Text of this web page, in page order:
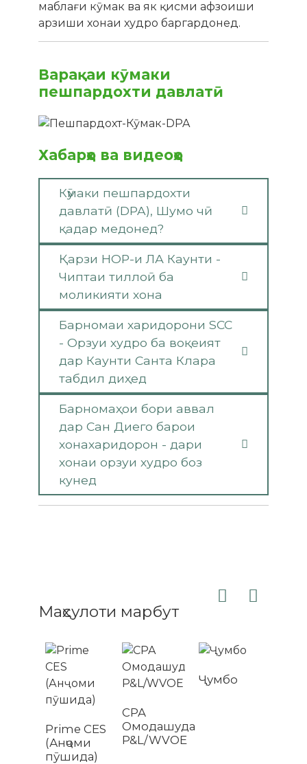
маблағи кӯмак ва як қисми афзоиши
арзиши хонаи худро баргардонед.
Варақаи кӯмаки
пешпардохти давлатӣ
Хабарҳо ва видеоҳо
Кӯмаки пешпардохти
давлатӣ (DPA), Шумо чӣ
қадар медонед?
Қарзи HOP-и ЛА Каунти -
Чиптаи тиллоӣ ба
моликияти хона
Барномаи харидорони SCC
- Орзуи худро ба воқеият
дар Каунти Санта Клара
табдил диҳед
Барномаҳои бори аввал
дар Сан Диего барои
хонахаридорон - дари
хонаи орзуи худро боз
кунед
Маҳсулоти марбут
Prime CES
(Анҷоми
пӯшида)
CPA
Омодашуда
P&L/WVOE
Ҷумбо